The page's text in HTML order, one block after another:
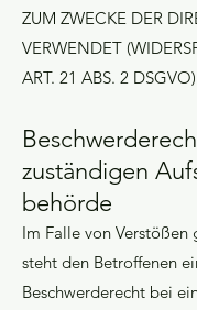
ZUM ZWECKE DER
VERWENDET
ART. 21 ABS. 2
zuständigen
behörde
Im Falle von Verstößen
steht den Betroffenen
Beschwerderecht bei